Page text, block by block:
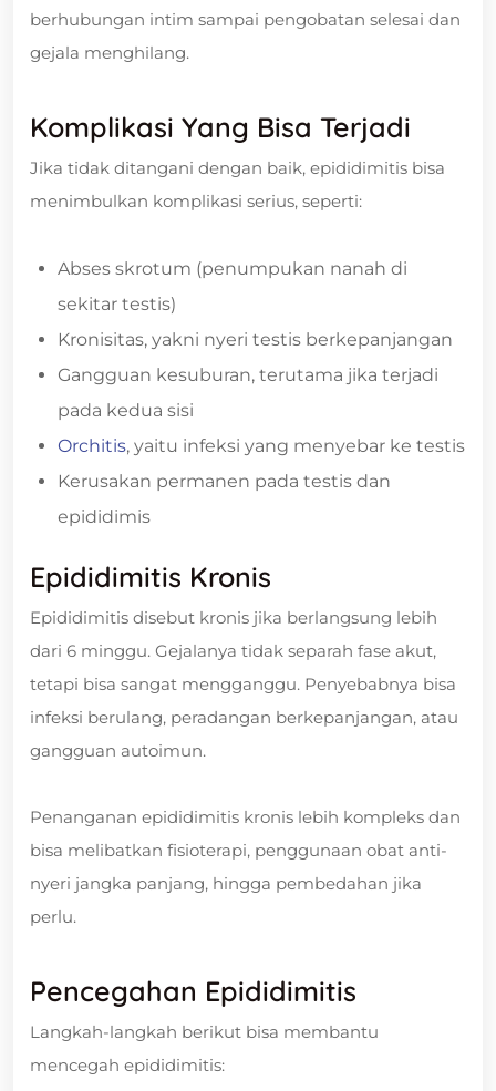
berhubungan intim sampai pengobatan selesai dan
gejala menghilang.
Komplikasi Yang Bisa Terjadi
Jika tidak ditangani dengan baik, epididimitis bisa
menimbulkan komplikasi serius, seperti:
Abses skrotum (penumpukan nanah di
sekitar testis)
Kronisitas, yakni nyeri testis berkepanjangan
Gangguan kesuburan, terutama jika terjadi
pada kedua sisi
Orchitis, yaitu infeksi yang menyebar ke testis
Kerusakan permanen pada testis dan
epididimis
Epididimitis Kronis
Epididimitis disebut kronis jika berlangsung lebih
dari 6 minggu. Gejalanya tidak separah fase akut,
tetapi bisa sangat mengganggu. Penyebabnya bisa
infeksi berulang, peradangan berkepanjangan, atau
gangguan autoimun.
Penanganan epididimitis kronis lebih kompleks dan
bisa melibatkan fisioterapi, penggunaan obat anti-
nyeri jangka panjang, hingga pembedahan jika
perlu.
Pencegahan Epididimitis
Langkah-langkah berikut bisa membantu
mencegah epididimitis: